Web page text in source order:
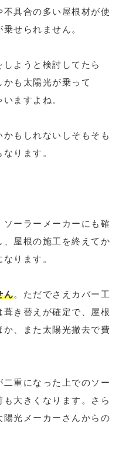
具合の多い屋根材が使
せられません。
ようと検討してたら
かも太陽光が乗って
ますよね。
もしれないしそもそも
ります。
ーラーメーカーにも確
屋根の施工を終えてか
ります。
ん。ただでさえカバー工
き替えが確定で、屋根
、また太陽光撤去で費
重になった上でのソー
大きくなります。さら
光メーカーさんからの